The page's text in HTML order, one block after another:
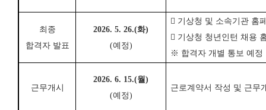
최종
합격자 발표
2026. 5. 26.(화)
(예정)
 기상청 및 소속기관 홈
 기상청 청 년인턴 채용
※ 합격자 개별 통보 예정
근무개시
2026. 6. 15.(월 )
(예정)
근로계약서 작성 및 근무